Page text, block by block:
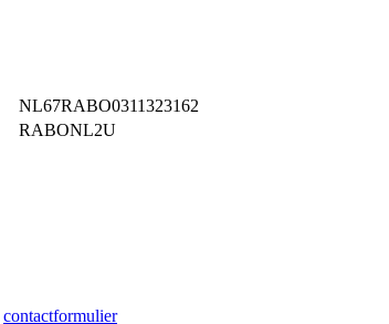
NL67RABO0311323162
RABONL2U
contactformulier